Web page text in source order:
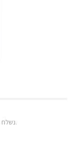
נשלח לכם מדי פעם כתבות נבחרות בנושא חינוך לגיל הרך ועוד.